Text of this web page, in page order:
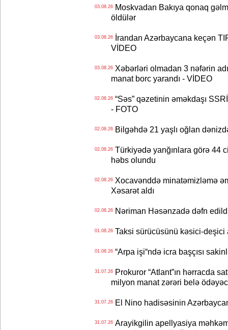
03.08.26Moskvadan Bakıya qonaq
öldülər
03.08.26İrandan Azərbaycana keçən
VİDEO
03.08.26Xəbərləri olmadan 3 nəfərin
manat borc yarandı - VİDEO
02.08.26“Səs” qəzetinin əməkdaşı
- FOTO
02.08.26Bilgəhdə 21 yaşlı oğlan
02.08.26Türkiyədə yanğınlara görə 44
həbs olundu
02.08.26Xocavənddə minatəmizləmə
Xəsarət aldı
02.08.26Nəriman Həsənzadə dəfn
01.08.26Taksi sürücüsünü kəsici-deşici
01.08.26“Arpa işi“ndə icra başçısı
31.07.26Prokuror “Atlant”ın hərracda
milyon manat zərəri belə
31.07.26El Nino hadisəsinin
31.07.26Arayikgilin apellyasiya